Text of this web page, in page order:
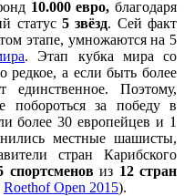
10.000 евро, благодаря
статус 5 звёзд. Сей факт
этапе, умножаются на 5
. Этап кубка мира со
редкое, а если быть более
Поэтому,
побороться за победу в
более 30 европейцев и 1
местные шашисты,
стран Карибского
спортсменовиз 12 стран
Roethof Open 2015).